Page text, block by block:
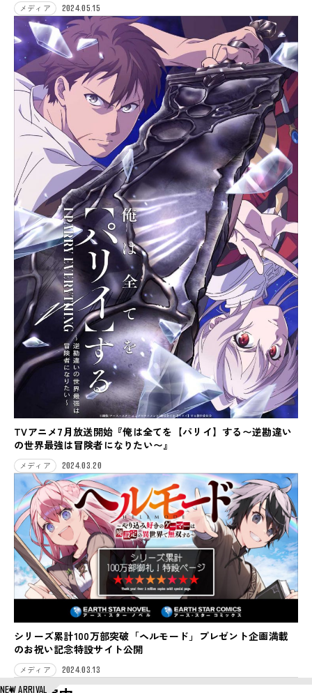
メディア 2024.05.15
TVアニメ7月放送開始『俺は全てを【パリイ】する〜逆勘違い
の世界最強は冒険者になりたい〜』
メディア 2024.03.20
シリーズ累計100万部突破「ヘルモード」プレゼント企画満載
のお祝い記念特設サイト公開
メディア
2024.03.13
NEW ARRIVAL